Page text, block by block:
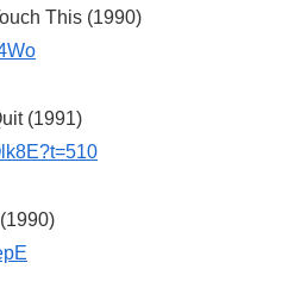
This (1990)
(1991)